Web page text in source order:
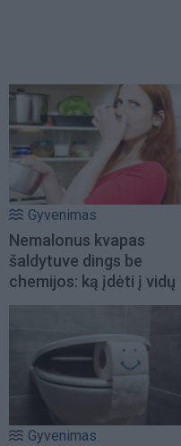
Gyvenimas
Nemalonus kvapas
šaldytuve dings be
chemijos: ką įdėti į vidų
Gyvenimas